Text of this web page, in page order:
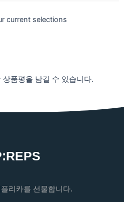
current selections
품평을 남길 수 있습니다.
리카를 선물합니다.